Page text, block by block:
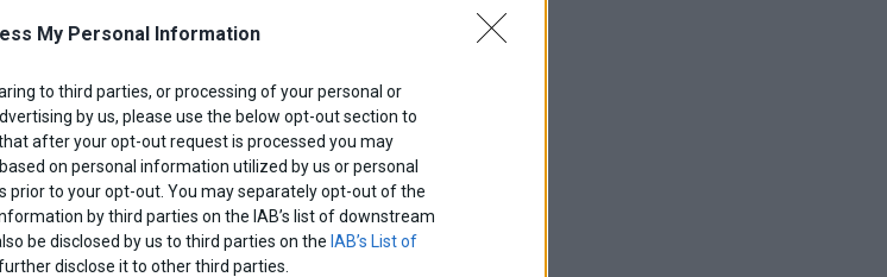
My Personal Information
to third parties, or processing of your personal or
by us, please use the below opt-out section to
after your opt-out request is processed you may
on personal information utilized by us or personal
to your opt-out. You may separately opt-out of the
by third parties on the IAB’s list of downstream
be disclosed by us to third parties on the IAB’s List of
disclose it to other third parties.
έφυγα με χίλια.
της Πειραιώς.